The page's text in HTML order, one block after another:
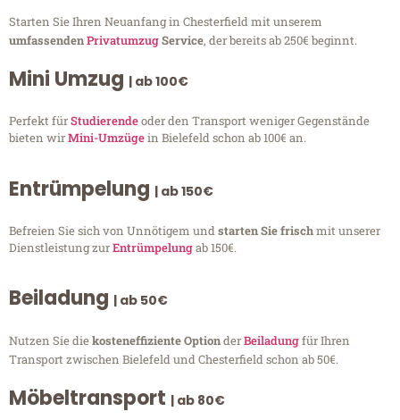
Starten Sie Ihren Neuanfang in Chesterfield mit unserem
umfassendenPrivatumzugService, der bereits ab 250€ beginnt.
Mini Umzug | ab 100€
Perfekt fürStudierendeoder den Transport weniger Gegenstände
bieten wirMini-Umzügein Bielefeld schon ab 100€ an.
Entrümpelung | ab 150€
Befreien Sie sich von Unnötigem undstarten Sie frischmit unserer
Dienstleistung zurEntrümpelungab 150€.
Beiladung | ab 50€
Nutzen Sie diekosteneffiziente OptionderBeiladungfür Ihren
Transport zwischen Bielefeld und Chesterfield schon ab 50€.
Möbeltransport | ab 80€